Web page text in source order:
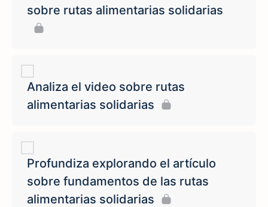
sobre rutas alimentarias solidarias
Analiza el video sobre rutas
alimentarias solidarias
Profundiza explorando el artículo
sobre fundamentos de las rutas
alimentarias solidarias